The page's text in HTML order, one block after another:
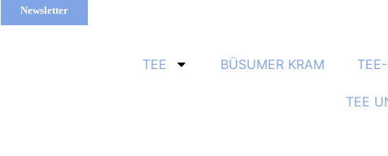
Newsletter
TEE BÜSUMER KRAM
TEE